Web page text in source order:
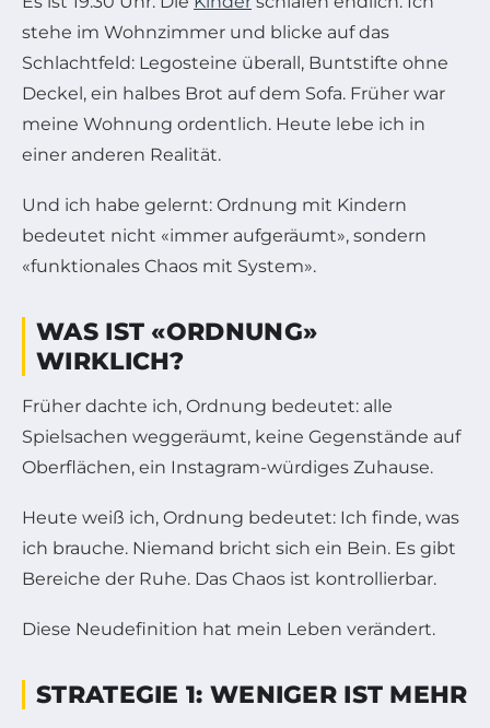
stehe im Wohnzimmer und blicke auf das
Schlachtfeld: Legosteine überall, Buntstifte ohne
Deckel, ein halbes Brot auf dem Sofa. Früher war
meine Wohnung ordentlich. Heute lebe ich in
einer anderen Realität.
Und ich habe gelernt: Ordnung mit Kindern
bedeutet nicht «immer aufgeräumt», sondern
«funktionales Chaos mit System».
WAS IST «ORDNUNG»
WIRKLICH?
Früher dachte ich, Ordnung bedeutet: alle
Spielsachen weggeräumt, keine Gegenstände auf
Oberflächen, ein Instagram-würdiges Zuhause.
Heute weiß ich, Ordnung bedeutet: Ich finde, was
ich brauche. Niemand bricht sich ein Bein. Es gibt
Bereiche der Ruhe. Das Chaos ist kontrollierbar.
Diese Neudefinition hat mein Leben verändert.
STRATEGIE 1: WENIGER IST MEHR